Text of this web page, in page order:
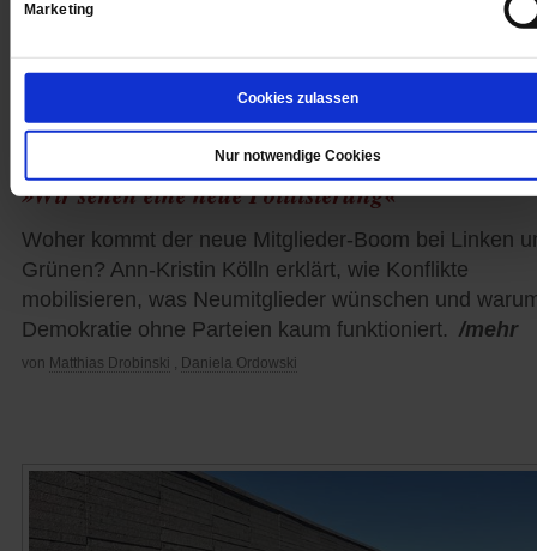
Marketing
Cookies zulassen
Nur notwendige Cookies
Parteien im Wandel
»Wir sehen eine neue Politisierung«
Woher kommt der neue Mitglieder-Boom bei Linken
Grünen? Ann-Kristin Kölln erklärt, wie Konflikte
mobilisieren, was Neumitglieder wünschen und
Demokratie ohne Parteien kaum funktioniert. /mehr
von Matthias Drobinski , Daniela Ordowski